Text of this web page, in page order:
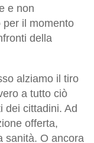
e non
per il momento
della
alziamo il tiro
a tutto ciò
dei cittadini. Ad
offerta,
sanità. O ancora